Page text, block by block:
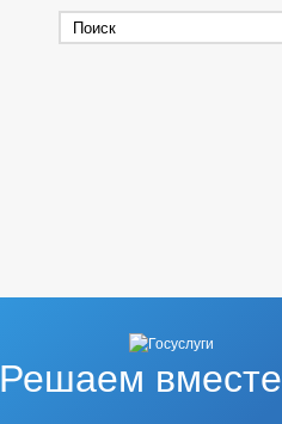
Решаем вместе